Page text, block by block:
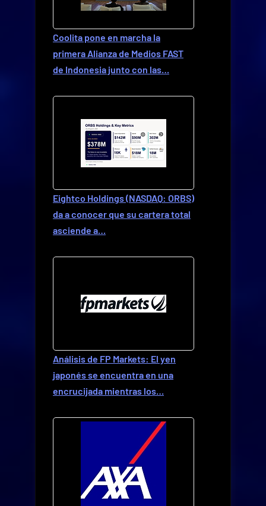
Coolita pone en marcha la
primera Alianza de Medios FAST
de Indonesia junto con las…
Eightco Holdings (NASDAQ: ORBS)
da a conocer que su cartera total
asciende a…
Análisis de FP Markets: El yen
japonés se encuentra en una
encrucijada mientras los…